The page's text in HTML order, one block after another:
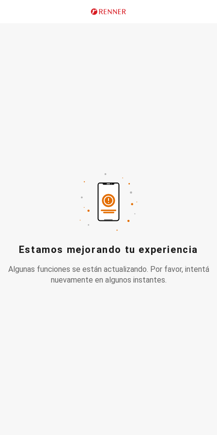
Estamos mejorando tu experiencia
Algunas funciones se están actualizando. Por favor, intentá
nuevamente en algunos instantes.